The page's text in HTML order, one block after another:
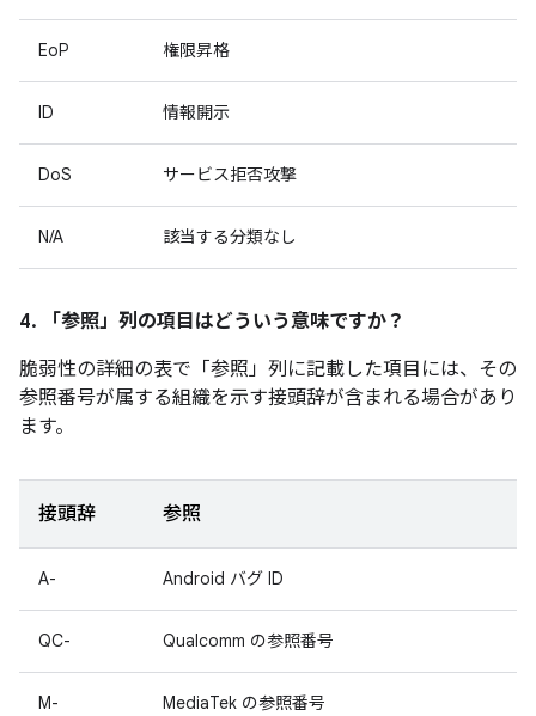
EoP 権限昇格
ID 情報開示
DoS サービス拒否攻撃
N/A 該当する分類なし
4. 「参照」 列の項目はどういう意味ですか？
脆弱性の詳細の表で「参照」 列に記載した項目には、その
参照番号が属する組織を示す接頭辞が含まれる場合があり
ます。
接頭辞 参照
A- Android バグ ID
QC- Qualcomm の参照番号
M- MediaTek の参照番号